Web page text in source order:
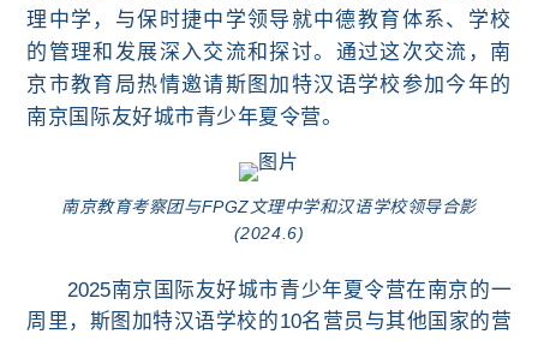
理中学，与保时捷中学领导就中德教育体系、学校
的管理和发展深入交流和探讨。通过这次交流， 南
京市教育局热情邀请斯图加特汉语学校参加今年的
南京国际友好城市青少年夏令营。
南京教育考察团与FPGZ文理中学和汉语学校领导合影
(2024.6)
2025南京国际友好城市青少年夏令营在南京的一
周里， 斯图加特汉语学校的10名营员与其他国家的营